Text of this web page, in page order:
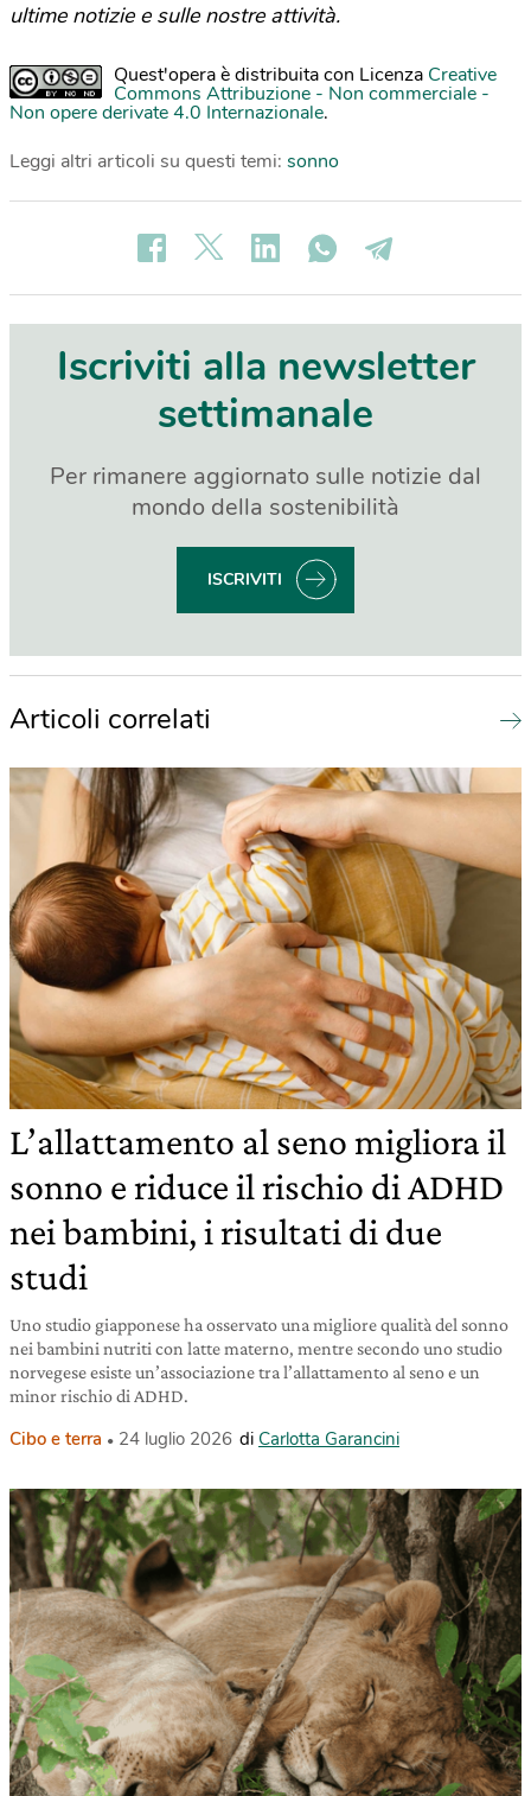
ultime notizie e sulle nostre attività.
Quest'opera è distribuita con Licenza Creative
Commons Attribuzione - Non commerciale -
Non opere derivate 4.0 Internazionale.
Leggi altri articoli su questi temi: sonno
Iscriviti alla newsletter
settimanale
Per rimanere aggiornato sulle notizie dal
mondo della sostenibilità
ISCRIVITI
Articoli correlati
L’allattamento al seno migliora il
sonno e riduce il rischio di ADHD
nei bambini, i risultati di due
studi
Uno studio giapponese ha osservato una migliore qualità del sonno
nei bambini nutriti con latte materno, mentre secondo uno studio
norvegese esiste un’associazione tra l’allattamento al seno e un
minor rischio di ADHD.
Cibo e terra 24 luglio 2026 di Carlotta Garancini